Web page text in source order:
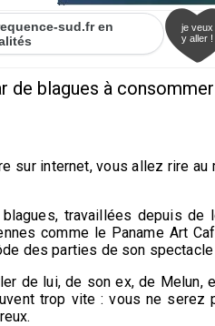
sud.fr en
je veux
y aller !
de blagues à
sur internet, vous allez rire
travaillées depuis de
comme le Paname Art
des parties de son
de lui, de son ex, de Melun,
trop vite : vous ne